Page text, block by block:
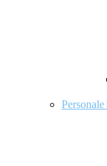
Personale